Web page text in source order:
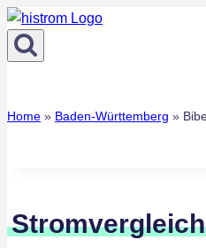
Zum
Inhalt
springen
Home » Baden-Württemberg »